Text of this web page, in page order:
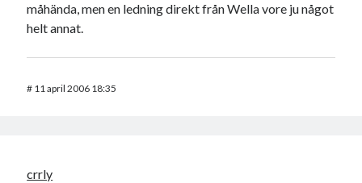
måhända, men en ledning direkt från Wella vore ju något
helt annat.
# 11 april 2006 18:35
crrly